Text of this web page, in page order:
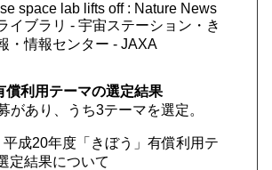
space lab lifts off : Nature News
イブラリ - 宇宙ステーション・き
・情報センター - JAXA
償利用テーマの選定結果
があり、うち3テーマを選定。
成20年度「きぼう」有償利用テ
定結果について